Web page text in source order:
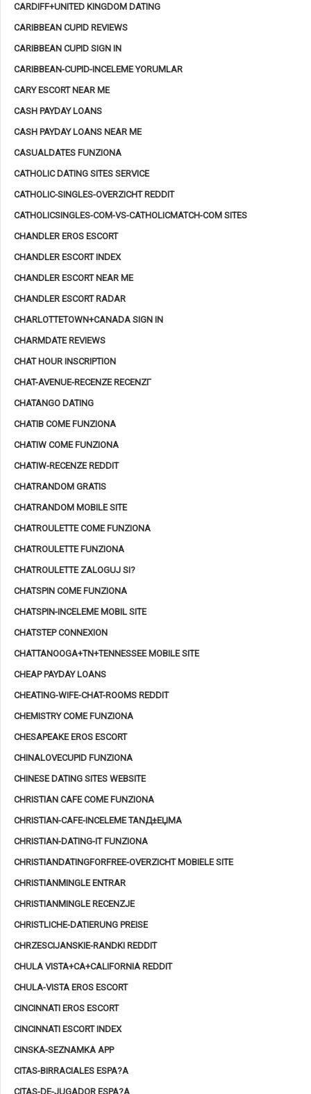
CARDIFF+UNITED KINGDOM DATING
CARIBBEAN CUPID REVIEWS
CARIBBEAN CUPID SIGN IN
CARIBBEAN-CUPID-INCELEME YORUMLAR
CARY ESCORT NEAR ME
CASH PAYDAY LOANS
CASH PAYDAY LOANS NEAR ME
CASUALDATES FUNZIONA
CATHOLIC DATING SITES SERVICE
CATHOLIC-SINGLES-OVERZICHT REDDIT
CATHOLICSINGLES-COM-VS-CATHOLICMATCH-COM SITES
CHANDLER EROS ESCORT
CHANDLER ESCORT INDEX
CHANDLER ESCORT NEAR ME
CHANDLER ESCORT RADAR
CHARLOTTETOWN+CANADA SIGN IN
CHARMDATE REVIEWS
CHAT HOUR INSCRIPTION
CHAT-AVENUE-RECENZE RECENZГ­
CHATANGO DATING
CHATIB COME FUNZIONA
CHATIW COME FUNZIONA
CHATIW-RECENZE REDDIT
CHATRANDOM GRATIS
CHATRANDOM MOBILE SITE
CHATROULETTE COME FUNZIONA
CHATROULETTE FUNZIONA
CHATROULETTE ZALOGUJ SI?
CHATSPIN COME FUNZIONA
CHATSPIN-INCELEME MOBIL SITE
CHATSTEP CONNEXION
CHATTANOOGA+TN+TENNESSEE MOBILE SITE
CHEAP PAYDAY LOANS
CHEATING-WIFE-CHAT-ROOMS REDDIT
CHEMISTRY COME FUNZIONA
CHESAPEAKE EROS ESCORT
CHINALOVECUPID FUNZIONA
CHINESE DATING SITES WEBSITE
CHRISTIAN CAFE COME FUNZIONA
CHRISTIAN-CAFE-INCELEME TANД±ЕЏMA
CHRISTIAN-DATING-IT FUNZIONA
CHRISTIANDATINGFORFREE-OVERZICHT MOBIELE SITE
CHRISTIANMINGLE ENTRAR
CHRISTIANMINGLE RECENZJE
CHRISTLICHE-DATIERUNG PREISE
CHRZESCIJANSKIE-RANDKI REDDIT
CHULA VISTA+CA+CALIFORNIA REDDIT
CHULA-VISTA EROS ESCORT
CINCINNATI EROS ESCORT
CINCINNATI ESCORT INDEX
CINSKA-SEZNAMKA APP
CITAS-BIRRACIALES ESPA?A
CITAS-DE-JUGADOR ESPA?A